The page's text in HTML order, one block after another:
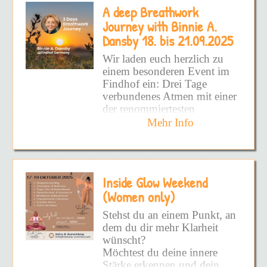
aufzudecken!
Alle Facetten von DIR
zeigen zu wollen!
DEINEN inneren Frieden
zu fühlen!
Und vielleicht hast du schon
so viel versucht - Bücher -
Podcast - Kurse - UND
WIEDER ANGEWENDET!
Weil du nicht an die
Wurzel gekommen bist!
Weil es superschwer ist -
ALLEINE zu sehen, wo man
steht!
Dauerhaften Befreiung.
Schmerzhafte Prägungen
sowie hinderliche Glaubens-
und Verhaltensmuster werden
wirksam und nachhaltig
gelöst und es entsteht Raum
die eigene Vitalität wieder
voll und ganz zu spüren.
A deep Breathwork
Journey with Binnie A.
Dansby 18. bis 21.09.2025
Wir laden euch herzlich zu
einem besonderen Event im
Findhof ein: Drei Tage
verbundenes Atmen mit einer
der renommiertesten
Atemtherapeutinnen –
Glastonbury, UK.
Jahrzehnten eine
internationale Pionierin auf
dem Gebiet von Bewusstsein
und Atemarbeit. Als
Begründerin vonSOURCE
Process and Breathwork
hat sie eine einzigartige
Mehr Info
Inside Glow Weekend
(Women only)
Stehst du an einem Punkt, an
dem du dir mehr Klarheit
wünscht?
Möchtest du deine innere